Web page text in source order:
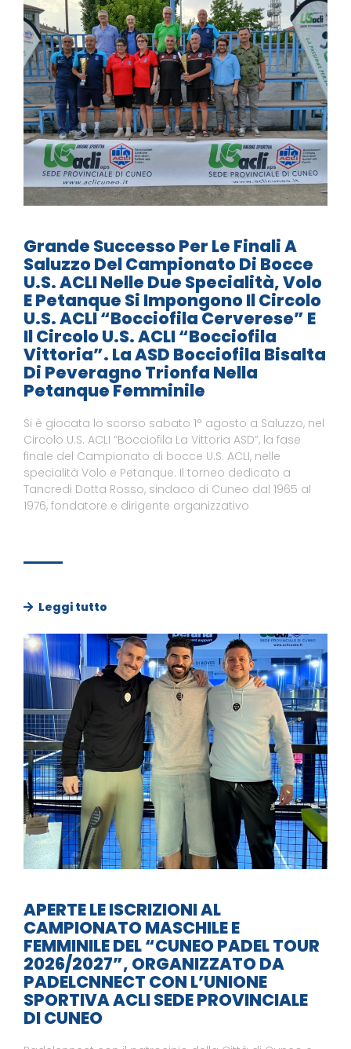
Grande Successo Per Le Finali A
Saluzzo Del Campionato Di Bocce
U.S. ACLI Nelle Due Specialità, Volo
E Petanque Si Impongono Il Circolo
U.S. ACLI “Bocciofila Cerverese” E
Il Circolo U.S. ACLI “Bocciofila
Vittoria”. La ASD Bocciofila Bisalta
Di Peveragno Trionfa Nella
Petanque Femminile
Si è giocata lo scorso sabato 1° agosto a Saluzzo, nel
Circolo U.S. ACLI “Bocciofila La Vittoria ASD”, la fase
finale del Campionato di bocce U.S. ACLI, nelle
specialità Volo e Petanque. Il torneo dedicato a
Tancredi Dotta Rosso, sindaco di Cuneo dal 1965 al
1976, fondatore e dirigente organizzativo
Leggi tutto
APERTE LE ISCRIZIONI AL
CAMPIONATO MASCHILE E
FEMMINILE DEL “CUNEO PADEL TOUR
2026/2027”, ORGANIZZATO DA
PADELCNNECT CON L’UNIONE
SPORTIVA ACLI SEDE PROVINCIALE
DI CUNEO